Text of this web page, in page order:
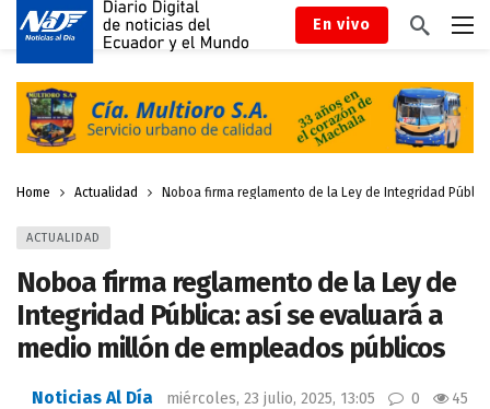
En vivo
Home Actualidad Noboa firma reglamento de la Ley de Integridad
ACTUALIDAD
Noboa firma reglamento de la Ley de
Integridad Pública: así se evaluará a
medio millón de empleados públicos
Noticias Al Día miércoles, 23 julio, 2025, 13:05 0 45